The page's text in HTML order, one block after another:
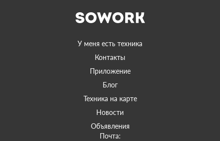
У меня есть техника
Контакты
Приложение
Блог
Техника на карте
Новости
Объявления
Почта: